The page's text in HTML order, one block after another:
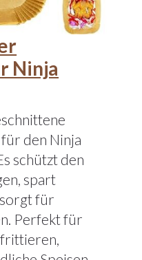
Ninja
den Ninja
schützt den
spart
für
Perfekt für